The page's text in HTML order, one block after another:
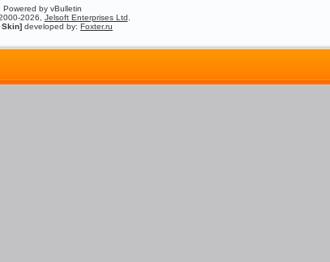
Powered by vBulletin
2026, Jelsoft Enterprises Ltd
Skin] developed by: Foxter.ru